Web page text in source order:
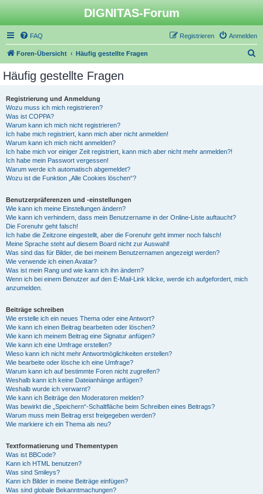
DIGNITAS-Forum
FAQ Anmelden
Registrieren
Foren-Übersicht Häufig gestellte Fragen
Häufig gestellte Fragen
Registrierung und Anmeldung
Wozu muss ich mich registrieren?
Was ist COPPA?
Warum kann ich mich nicht registrieren?
Ich habe mich registriert, kann mich aber nicht anmelden!
Warum kann ich mich nicht anmelden?
Ich habe mich vor einiger Zeit registriert, kann mich aber nicht mehr anmelden?!
Ich habe mein Passwort vergessen!
Warum werde ich automatisch abgemeldet?
Wozu ist die Funktion „Alle Cookies löschen“?
Benutzerpräferenzen und -einstellungen
Wie kann ich meine Einstellungen ändern?
Wie kann ich verhindern, dass mein Benutzername in der Online-Liste auftaucht?
Die Forenuhr geht falsch!
Ich habe die Zeitzone eingestellt, aber die Forenuhr geht immer noch falsch!
Meine Sprache steht auf diesem Board nicht zur Auswahl!
Was sind das für Bilder, die bei meinem Benutzernamen angezeigt werden?
Wie verwende ich einen Avatar?
Was ist mein Rang und wie kann ich ihn ändern?
Wenn ich bei einem Benutzer auf den E-Mail-Link klicke, werde ich aufgefordert, mich
anzumelden.
Beiträge schreiben
Wie erstelle ich ein neues Thema oder eine Antwort?
Wie kann ich einen Beitrag bearbeiten oder löschen?
Wie kann ich meinem Beitrag eine Signatur anfügen?
Wie kann ich eine Umfrage erstellen?
Wieso kann ich nicht mehr Antwortmöglichkeiten erstellen?
Wie bearbeite oder lösche ich eine Umfrage?
Warum kann ich auf bestimmte Foren nicht zugreifen?
Weshalb kann ich keine Dateianhänge anfügen?
Weshalb wurde ich verwarnt?
Wie kann ich Beiträge den Moderatoren melden?
Was bewirkt die „Speichern“-Schaltfläche beim Schreiben eines Beitrags?
Warum muss mein Beitrag erst freigegeben werden?
Wie markiere ich ein Thema als neu?
Textformatierung und Thementypen
Was ist BBCode?
Kann ich HTML benutzen?
Was sind Smileys?
Kann ich Bilder in meine Beiträge einfügen?
Was sind globale Bekanntmachungen?